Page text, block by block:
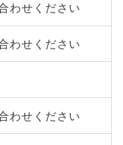
わせください
わせください
わせください